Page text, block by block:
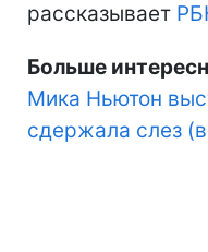
рассказывает
Больше
Мика Ньютон
сдержала слез